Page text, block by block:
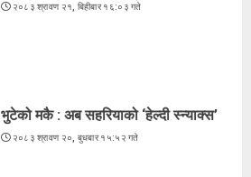
भुटेको मकै : अब सहरियाको ‘हेल्दी स्न्याक्स’
ज्येष्ठ नागरिकका पीडा : आराम-सम्मानको
२०८३ श्रावण २१, बिहीबार १६:०३ गते
भुटेको मकै : अब सहरियाको ‘हेल्दी स्न्याक्स’
२०८३ श्रावण २०, बुधबार १५:५२ गते